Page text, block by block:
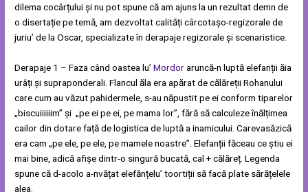
dilema cocârțului și nu pot spune că am ajuns la un rezultat demn de
o disertație pe temă, am dezvoltat calități cârcotașo-regizorale de
juriu’ de la Oscar, specializate în derapaje regizorale și scenaristice.
Derapaje 1 – Faza când oastea lu’Mordoraruncă-n luptă elefanții ăia
urâți și supraponderali. Flancul ăla era apărat de călăreții Rohanului
care cum au văzut pahidermele, s-au năpustit pe ei conform tiparelor
„biscuiiiiiim” și „pe ei pe ei, pe mama lor”, fără să calculeze înălțimea
cailor din dotare față de logistica de luptă a inamicului. Carevasăzică
era cam „pe ele, pe ele, pe mamele noastre”. Elefanții făceau ce știu ei
mai bine, adică afișe dintr-o singură bucată, cal + călăreț. Legenda
spune că d-acolo a-nvățat elefănțelu’ toortiții să facă plate sărățelele
alea.